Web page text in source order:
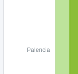
Palencia